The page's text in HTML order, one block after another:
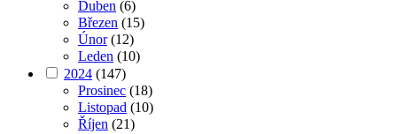
Duben (6)
Březen (15)
Únor(12)
Leden (10)
2024 (147)
Prosinec (18)
Listopad (10)
Říjen (21)